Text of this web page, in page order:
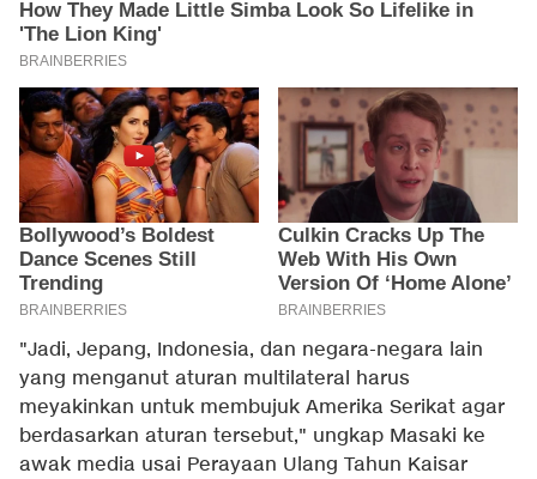
"Jadi, Jepang, Indonesia, dan negara-negara lain
yang menganut aturan multilateral harus
meyakinkan untuk membujuk Amerika Serikat agar
berdasarkan aturan tersebut," ungkap Masaki ke
awak media usai Perayaan Ulang Tahun Kaisar